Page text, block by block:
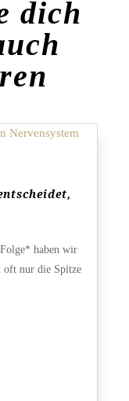
dich
haben wir
oft nur die Spitze